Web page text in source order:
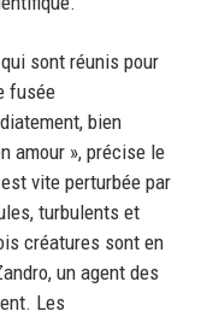
sont réunis pour
fusée
bien
amour », précise le
vite perturbée par
turbulents et
créatures sont en
un agent des
Les